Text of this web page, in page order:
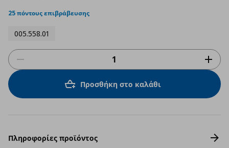
rating
25 πόντους επιβράβευσης
005.558.01
Προσθήκη στο καλάθι
Πληροφορίες προϊόντος